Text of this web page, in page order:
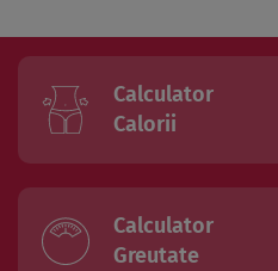
Calculator
Calorii
Calculator
Greutate